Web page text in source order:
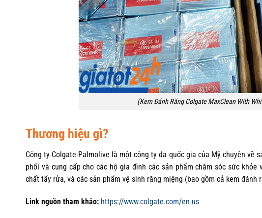
(Kem Đánh Răng Colgate MaxClean With
Thương hiệu gì?
Công ty Colgate-Palmolive là một công ty đa quốc gia của Mỹ chuyên về
phối và cung cấp cho các hộ gia đình các sản phẩm chăm sóc sức
chất tẩy rửa, và các sản phẩm vệ sinh răng miệng (bao gồm cả kem đánh
Link nguồn tham khảo: https://www.colgate.com/en-us